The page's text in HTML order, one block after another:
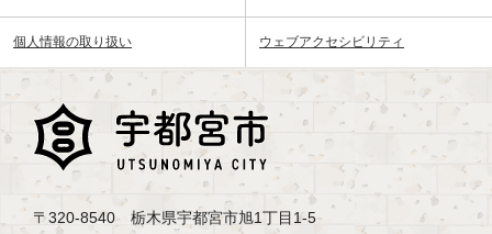
個人情報の取り扱い ウェブアクセシビリティ
〒320-8540 栃木県宇都宮市旭1丁目1-5